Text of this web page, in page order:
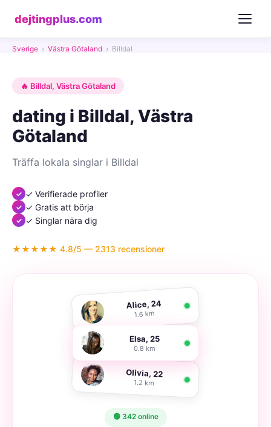
dejtingplus.com
Sverige › Västra Götaland › Billdal
🔥 Billdal, Västra Götaland
dating i Billdal, Västra
Götaland
Träffa lokala singlar i Billdal
✓ Verifierade profiler
✓ Gratis att börja
✓ Singlar nära dig
★★★★★ 4.8/5 — 2313 recensioner
Alice, 24
1.6 km
Elsa, 25
0.8 km
Olivia, 22
1.2 km
🟢 342 online